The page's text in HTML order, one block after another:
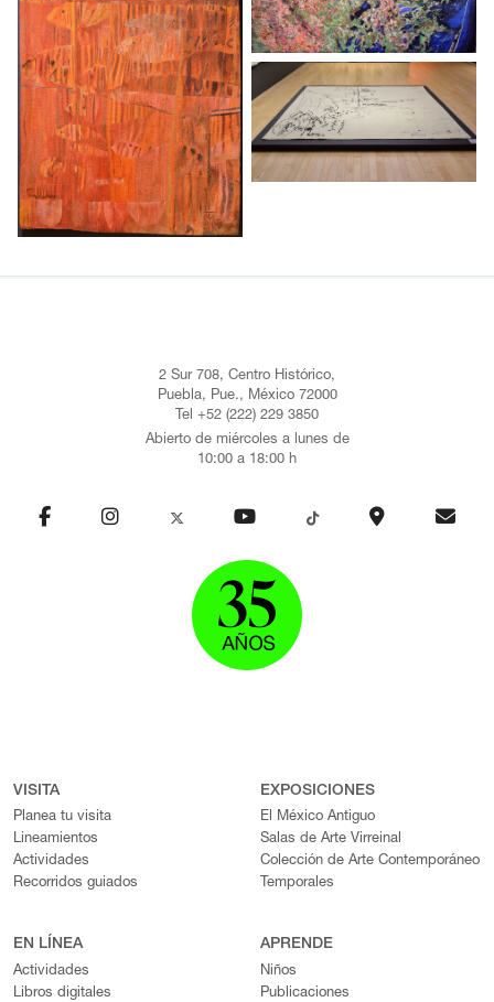
2 Sur 708, Centro Histórico,
Puebla, Pue., México 72000
Tel +52 (222) 229 3850
Abierto de miércoles a lunes de
10:00 a 18:00 h
VISITA
Planea tu visita
Lineamientos
Actividades
Recorridos guiados
EXPOSICIONES
El México Antiguo
Salas de Arte Virreinal
Colección de Arte Contemporáneo
Temporales
EN LÍNEA
Actividades
Libros digitales
APRENDE
Niños
Publicaciones